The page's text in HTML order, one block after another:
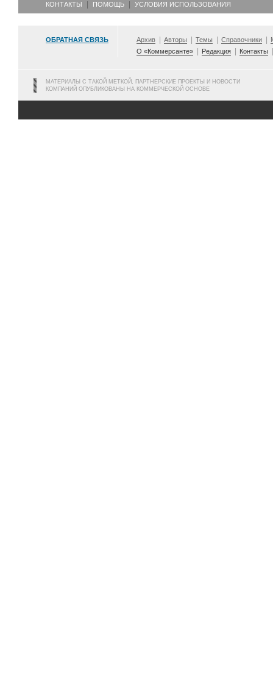
КОНТАКТЫ ПОМОЩЬ УСЛОВИЯ ИСПОЛЬЗОВАНИЯ
ОБРАТНАЯ СВЯЗЬ Архив Авторы Темы Справочники
О «Коммерсанте»
Редакция Контакты
МАТЕРИАЛЫ С ТАКОЙ МЕТКОЙ, ПАРТНЕРСКИЕ ПРОЕКТЫ И НОВОСТИ
КОМПАНИЙ ОПУБЛИКОВАНЫ НА КОММЕРЧЕСКОЙ ОСНОВЕ